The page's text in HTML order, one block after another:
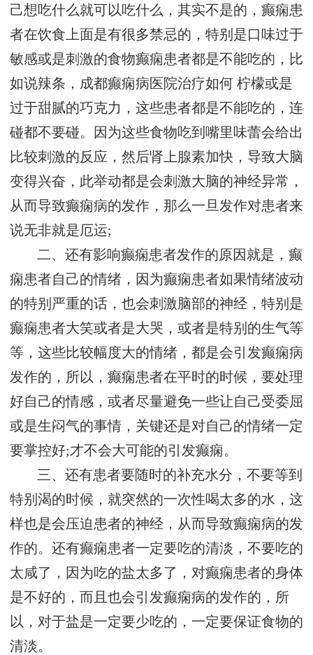
己想吃什么就可以吃什么，其实不是的，癫痫患
者在饮食上面是有很多禁忌的，特别是口味过于
敏感或是刺激的食物癫痫患者都是不能吃的，比
如说辣条， 成都癫痫病医院治疗如何 柠檬或是
过于甜腻的巧克力，这些患者都是不能吃的，连
碰都不要碰。因为这些食物吃到嘴里味蕾会给出
比较刺激的反应，然后肾上腺素加快，导致大脑
变得兴奋，此举动都是会刺激大脑的神经异常，
从而导致癫痫病的发作，那么一旦发作对患者来
说无非就是厄运;
二、还有影响癫痫患者发作的原因就是，癫
痫患者自己的情绪，因为癫痫患者如果情绪波动
的特别严重的话，也会刺激脑部的神经，特别是
癫痫患者大笑或者是大哭，或者是特别的生气等
等，这些比较幅度大的情绪，都是会引发癫痫病
发作的，所以，癫痫患者在平时的时候，要处理
好自己的情感，或者尽量避免一些让自己受委屈
或是生闷气的事情，关键还是对自己的情绪一定
要掌控好;才不会大可能的引发癫痫。
三、还有患者要随时的补充水分，不要等到
特别渴的时候，就突然的一次性喝太多的水，这
样也是会压迫患者的神经，从而导致癫痫病的发
作的。还有癫痫患者一定要吃的清淡，不要吃的
太咸了，因为吃的盐太多了，对癫痫患者的身体
是不好的，而且也会引发癫痫病的发作的，所
以，对于盐是一定要少吃的，一定要保证食物的
清淡。